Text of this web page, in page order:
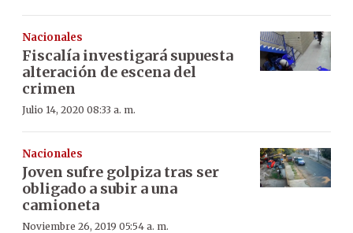
Nacionales
Fiscalía investigará supuesta
alteración de escena del
crimen
Julio 14, 2020 08:33 a. m.
Nacionales
Joven sufre golpiza tras ser
obligado a subir a una
camioneta
Noviembre 26, 2019 05:54 a. m.